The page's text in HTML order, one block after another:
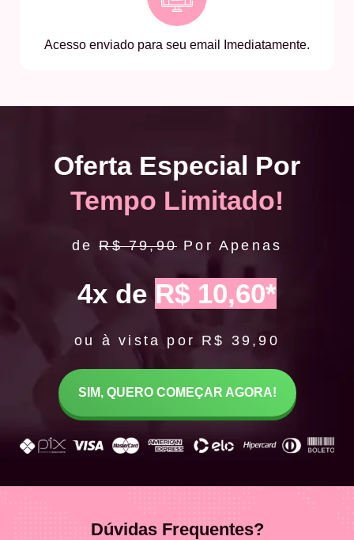
Acesso enviado para seu email Imediatamente.
Oferta Especial Por
Tempo Limitado!
deR$ 79,90 Por Apenas
4x de R$ 10,60*
ou à vista por R$ 39,90
SIM, QUERO COMEÇAR AGORA!
Dúvidas Frequentes?